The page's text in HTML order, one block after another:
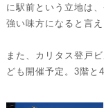
に駅前という立地は、
強い味方になると言え
また、カリタス登戸ビ
ども開催予定。 3階と